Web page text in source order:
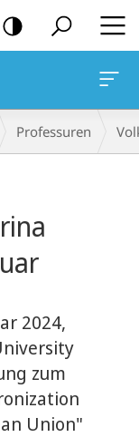
Professuren
2024,
zum
Union"